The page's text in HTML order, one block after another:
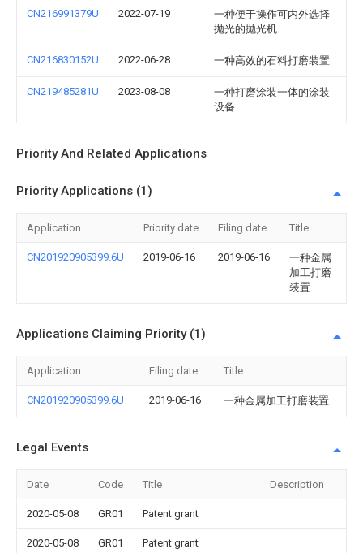
CN216991379U 2022-07-19
一种便于操作可内外选择
抛光的抛光机
CN216830152U 2022-06-28 一种高效的石料打磨装置
CN219485281U 2023-08-08
一种打磨涂装一体的涂装
设备
Priority And Related Applications
Priority Applications (1)
Application Priority date Filing date Title
CN201920905399.6U 2019-06-16 2019-06-16
一种金属
加工打磨
装置
Applications Claiming Priority (1)
Application Filing date Title
CN201920905399.6U 2019-06-16 一种金属加工打磨装置
Legal Events
Date Code Title Description
2020-05-08 GR01 Patent grant
2020-05-08 GR01 Patent grant